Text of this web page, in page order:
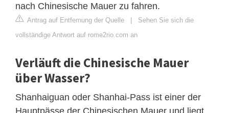
nach Chinesische Mauer zu fahren.
Antrag auf Entfernung der Quelle | Sehen Sie sich die
vollständige Antwort auf rome2rio.com an
Verläuft die Chinesische Mauer
über Wasser?
Shanhaiguan oder Shanhai-Pass ist einer der
Hauptpässe der Chinesischen Mauer und liegt